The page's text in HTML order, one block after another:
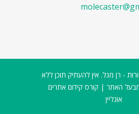
- רן מגל. אין להעתיק תוכן ללא
מבעל האתר |קורס קידום אתרים
אונליין